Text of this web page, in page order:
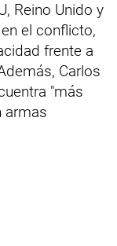
Reino Unido y
el conflicto,
frente a
Carlos
"más
armas